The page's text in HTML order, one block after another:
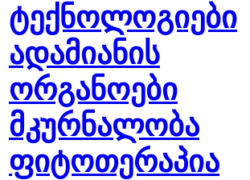
ტექნოლოგიები
ადამიანის
ორგანოები
მკურნალობა
ფიტოთერაპია